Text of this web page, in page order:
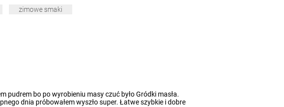
zimowe smaki
pudrem bo po wyrobieniu masy czuć było Gródki masła.
dnia próbowałem wyszło super. Łatwe szybkie i dobre